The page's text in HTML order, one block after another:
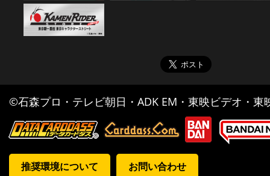
©石森プロ・テレビ朝日・ADK EM・東映ビデオ・
推奨環境について お問い合わせ